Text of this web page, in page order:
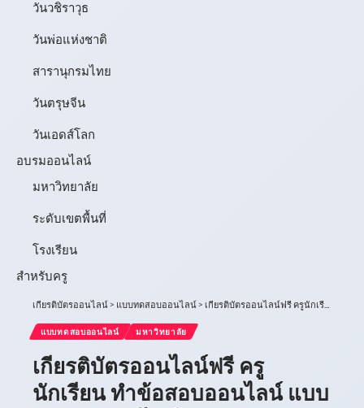
วันวชิราวุธ
วันพ่อแห่งชาติ
สารานุกรมไทย
วันตรุษจีน
วันเอดส์โลก
อบรมออนไลน์
มหาวิทยาลัย
ระดับเขตพื้นที่
โรงเรียน
สำหรับครู
เกียรติบัตรออนไลน์> แบบทดสอบออนไลน์> เกียรติบัตรออนไลน์ฟรี ครูนักเรียน ทำข้อสอบออนไลน์ แบบทดสอบออนไลน์ขอเชิญร่วมกิจกรรม พลเมือง คุณภาพ อาสาทำดี วิสาขปุรณมีบูชา โดย คณะมนุษยศาสตร์และสังคมศาสตร์ มหาวิทยาลัยราชภัฏสุรินทร์ จำกัดวันละ 500 ท่านครับ
แบบทดสอบออนไลน์ มหาวิทยาลัย
เกียรติบัตรออนไลน์ฟรี ครู
นักเรียน ทำข้อสอบออนไลน์ แบบ